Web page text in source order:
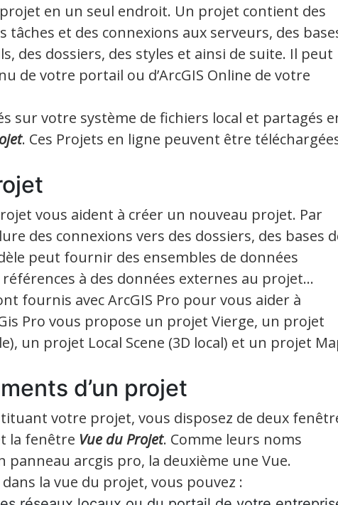
en un seul endroit. Un projet contient des
tâches et des connexions aux serveurs, des
des dossiers, des styles et ainsi de suite. Il peut
de votre portail ou d’ArcGIS Online de votre
sur votre système de fichiers local et partagés
. Ces Projets en ligne peuvent être
vous aident à créer un nouveau projet. Par
des connexions vers des dossiers, des bases
peut fournir des ensembles de données
à des données externes au projet…
fournis avec ArcGIS Pro pour vous aider à
Pro vous propose un projet Vierge, un projet
un projet Local Scene (3D local) et un projet
d’un projet
votre projet, vous disposez de deux
la fenêtre Vue du Projet. Comme leurs noms
panneau arcgis pro, la deuxième une Vue.
la vue du projet, vous pouvez :